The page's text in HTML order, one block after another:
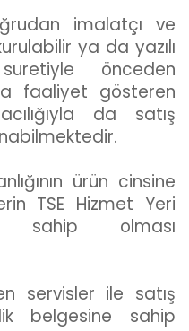
imalatçı ve
ya da yazılı
önceden
faaliyet gösteren
da satış
ürün cinsine
TSE Hizmet Yeri
sahip olması
servisler ile satış
belgesine sahip